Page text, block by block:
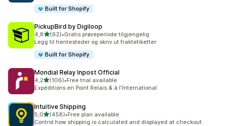
Built for Shopify
PickupBird by Digiloop
4,8av 5 stjerner
(62)
Totalt 62 omtaler
•Gratis prøveperiode tilgjengelig
Legg til hentesteder og skriv ut fraktetiketter
Built for Shopify
Mondial Relay Inpost Official
4,2av 5 stjerner
(106)
Totalt 106 omtaler
•Free trial available
Expéditions en Point Relais & à l'International
Intuitive Shipping
5,0av 5 stjerner
(458)
Totalt 458 omtaler
•Free plan available
Control how shipping is calculated and displayed at checkout.